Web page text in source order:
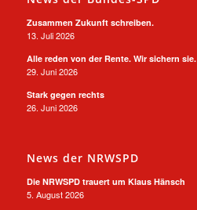
Zusammen Zukunft schreiben.
13. Juli 2026
Alle reden von der Rente. Wir sichern sie.
29. Juni 2026
Stark gegen rechts
26. Juni 2026
News der NRWSPD
Die NRWSPD trauert um Klaus Hänsch
5. August 2026